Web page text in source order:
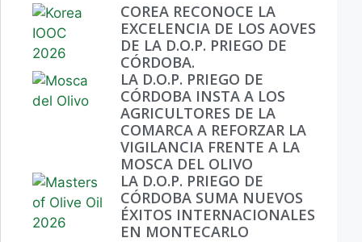
COREA RECONOCE LA
EXCELENCIA DE LOS AOVES
DE LA D.O.P. PRIEGO DE
CÓRDOBA.
LA D.O.P. PRIEGO DE
CÓRDOBA INSTA A LOS
AGRICULTORES DE LA
COMARCA A REFORZAR LA
VIGILANCIA FRENTE A LA
MOSCA DEL OLIVO
LA D.O.P. PRIEGO DE
CÓRDOBA SUMA NUEVOS
ÉXITOS INTERNACIONALES
EN MONTECARLO